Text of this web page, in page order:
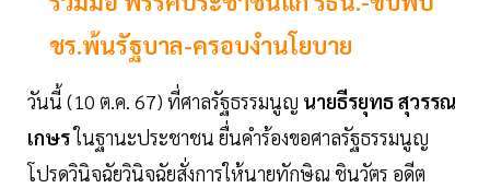
ชร.พ้นรัฐบาล-ครอบงำนโยบาย
วันนี้ (10 ต.ค. 67) ที่ศาลรัฐธรรมนูญ นายธีรยุทธ สุวรรณ
เกษรในฐานะประชาชน ยื่นคำร้องขอศาลรัฐธรรมนูญ
โปรดวินิจฉัยวินิจฉัยสั่งการให้นายทักษิณ ชินวัตร อดีต